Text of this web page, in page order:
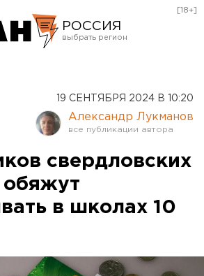
РОССИЯ
Оренбург
[18+]
19 СЕНТЯБРЯ 2024 В 10:20
Александр Лукманов
свердловских
обяжут
в школах 10